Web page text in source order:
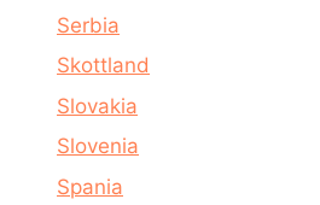
Serbia
Skottland
Slovakia
Slovenia
Spania